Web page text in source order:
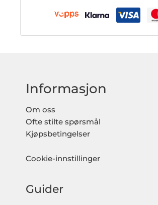
Informasjon
Om oss
Ofte stilte spørsmål
Kjøpsbetingelser
Cookie-innstillinger
Guider